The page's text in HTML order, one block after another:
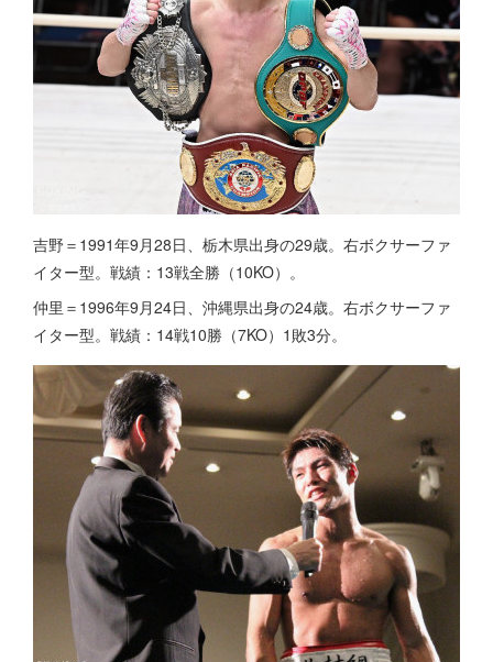
吉野＝1991年9月28日、栃木県出身の29歳。右ボクサーファ
イター型。戦績：13戦全勝（10KO）。
仲里＝1996年9月24日、沖縄県出身の24歳。右ボクサーファ
イター型。戦績：14戦10勝（7KO）1敗3分。